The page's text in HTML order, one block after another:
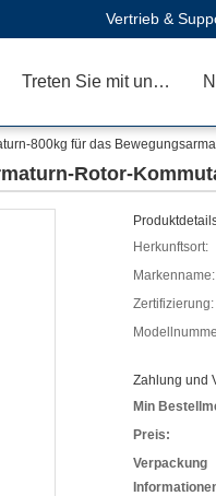
Vertrieb &
Treten Sie mit uns in Verbindung
800kg für das
Rotor-
Herkunftsort:
Markenname:
Zertifizierung:
Zahlung und
Min
Preis:
Verpackung